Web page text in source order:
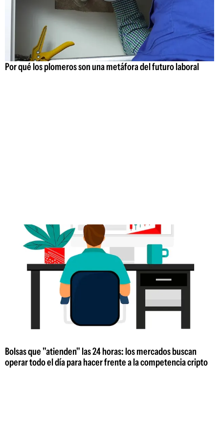
Por qué los plomeros son una metáfora del futuro laboral
Bolsas que "atienden" las 24 horas: los mercados buscan
operar todo el día para hacer frente a la competencia cripto